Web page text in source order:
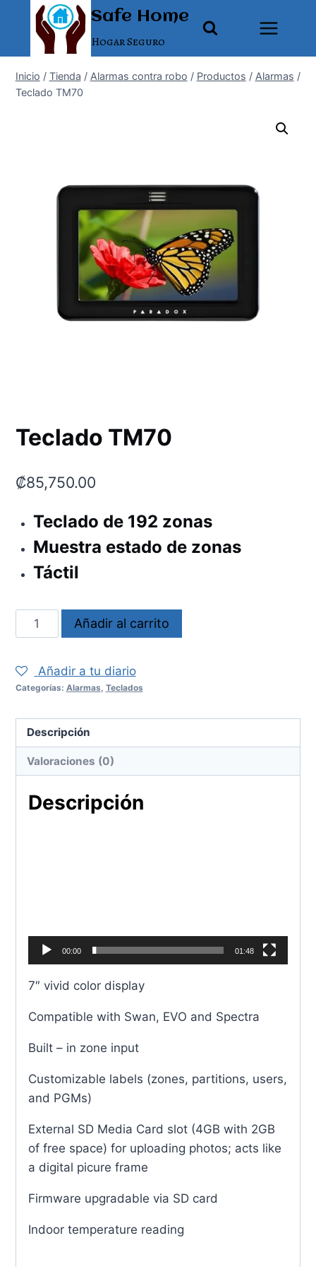
contenido
Safe Home
Hogar Seguro
Inicio / Tienda / Alarmas contra robo / Productos / Alarmas /
Teclado TM70
Teclado TM70
₡85,750.00
Teclado de 192 zonas
Muestra estado de zonas
Táctil
Teclado
TM70
Añadir al carrito
Añadir a tu diario
Categorías: Alarmas Teclados
Descripción
Valoraciones (0)
Descripción
u
t
r
e
v
í
e
o
00:00 01:48
7″ vivid color display
Compatible with Swan, EVO and Spectra
Built – in zone input
Customizable labels (zones, partitions, users,
and PGMs)
External SD Media Card slot (4GB with 2GB
of free space) for uploading photos; acts like
a digital picure frame
Firmware upgradable via SD card
Indoor temperature reading